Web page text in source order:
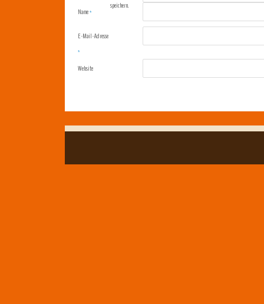
Name*
E-Mail-Adresse
*
Website
speichern.